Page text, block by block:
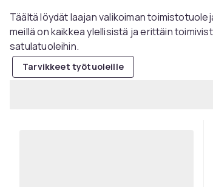
Täältä löydät laajan valikoiman
meillä on kaikkea ylellisistä ja erittäin
satulatuoleihin.
Tarvikkeet työtuoleille